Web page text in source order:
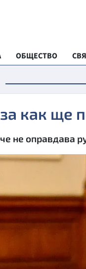
ОБЩЕСТВО
как ще
не оправдава